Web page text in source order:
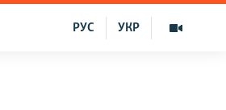
УКР
РУС